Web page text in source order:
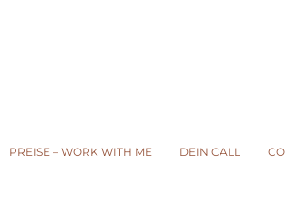
PREISE – WORK WITH ME DEIN CALL